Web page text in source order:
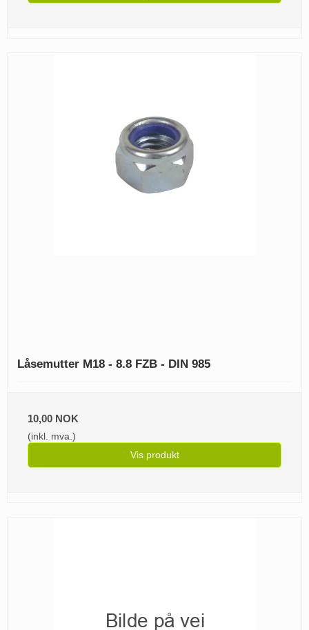
Låsemutter M18 - 8.8 FZB - DIN 985
10,00 NOK
(inkl. mva.)
Vis produkt